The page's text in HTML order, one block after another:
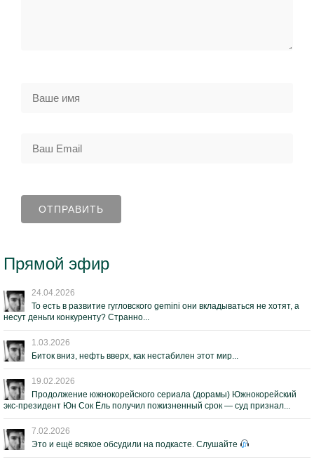
Прямой эфир
24.04.2026
То есть в развитие гугловского gemini они вкладываться не хотят, а
несут деньги конкуренту? Странно...
1.03.2026
Биток вниз, нефть вверх, как нестабилен этот мир...
19.02.2026
Продолжение южнокорейского сериала (дорамы) Южнокорейский
экс-президент Юн Сок Ёль получил пожизненный срок — суд признал...
7.02.2026
Это и ещё всякое обсудили на подкасте. Слушайте